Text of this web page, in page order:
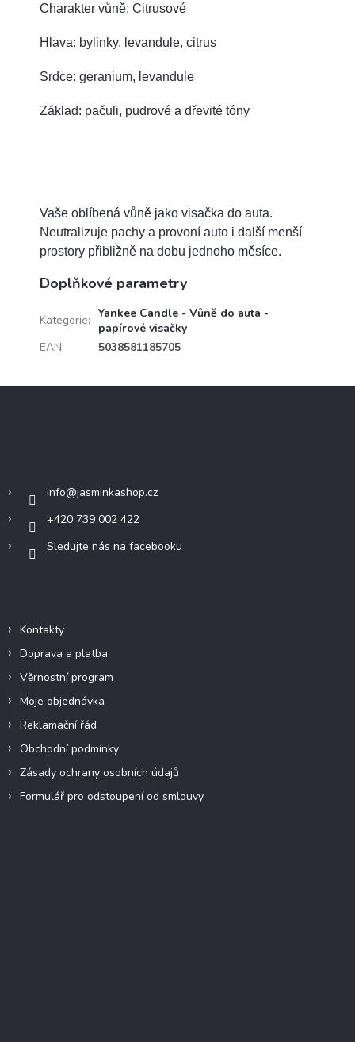
Charakter vůně: Citrusové
Hlava: bylinky, levandule, citrus
Srdce: geranium, levandule
Základ: pačuli, pudrové a dřevité tóny
Vaše oblíbená vůně jako visačka do auta.
Neutralizuje pachy a provoní auto i další menší
prostory přibližně na dobu jednoho měsíce.
Doplňkové parametry
Kategorie: Yankee Candle - Vůně do auta -
papírové visačky
EAN: 5038581185705
info@jasminkashop.cz
+420 739 002 422
Sledujte nás na facebooku
Kontakty
Doprava a platba
Věrnostní program
Moje objednávka
Reklamační řád
Obchodní podmínky
Zásady ochrany osobních údajů
Formulář pro odstoupení od smlouvy